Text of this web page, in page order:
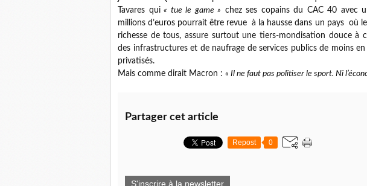
Tavares qui« tue le game » chez ses copains du CAC 40 avec
millions d’euros pourrait être revue à la hausse dans un pays où
richesse de tous, assure surtout une tiers-mondisation douce à
des infrastructures et de naufrage de services publics de moins
privatisés.
Mais comme dirait Macron : « Il ne faut pas politiser le sport. Ni
Partager cet article
Repost 0
S'inscrire à la newsletter